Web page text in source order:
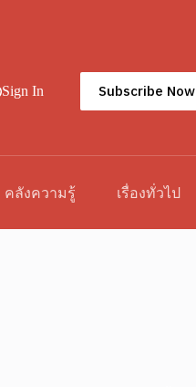
Sign In Subscribe Now
คลังความรู้ เรื่องทั่วไป